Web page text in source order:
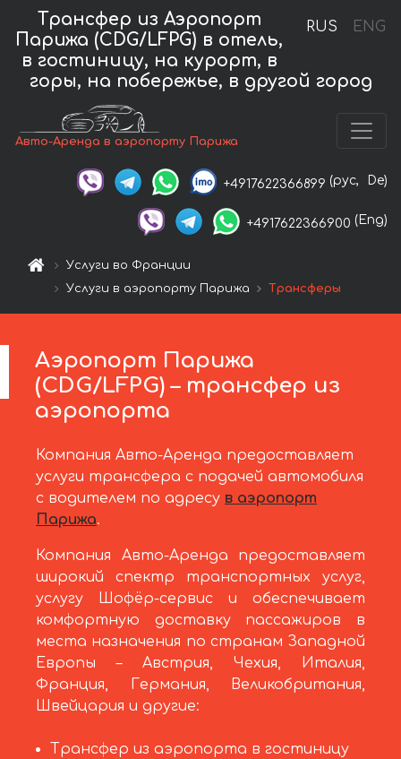
RUS ENG
Трансфер из Аэропорт
Парижа (CDG/LFPG) в отель,
в гостиницу, на курорт, в
горы, на побережье, в другой город
Авто-Аренда в аэропорту Парижа
+4917622366899 (рус, De)
+4917622366900 (Eng)
Услуги во Франции
Услуги в аэропорту Парижа
Трансферы
Аэропорт Парижа
(CDG/LFPG) – трансфер из
аэропорта
Компания Авто-Аренда предоставляет
услуги трансфера с подачей автомобиля
с водителем по адресу в аэропорт
Парижа.
Компания Авто-Аренда предоставляет
широкий спектр транспортных услуг,
услугу Шофёр-сервис и обеспечивает
комфортную доставку пассажиров в
места назначения по странам Западной
Европы – Австрия, Чехия, Италия,
Франция, Германия, Великобритания,
Швейцария и другие:
Трансфер из аэропорта в гостиницу